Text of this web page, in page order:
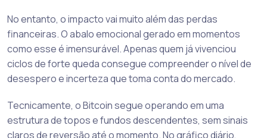
No entanto, o impacto vai muito além das perdas
financeiras. O abalo emocional gerado em momentos
como esse é imensurável. Apenas quem já vivenciou
ciclos de forte queda consegue compreender o nível de
desespero e incerteza que toma conta do mercado.
Tecnicamente, o Bitcoin segue operando em uma
estrutura de topos e fundos descendentes, sem sinais
claros de reversão até o momento. No gráfico diário,